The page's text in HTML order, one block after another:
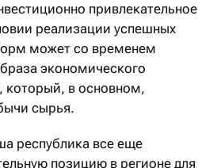
привлекательное
реализации успешных
может со временем
экономического
который, в основном,
сырья.
республика все еще
позицию в регионе для